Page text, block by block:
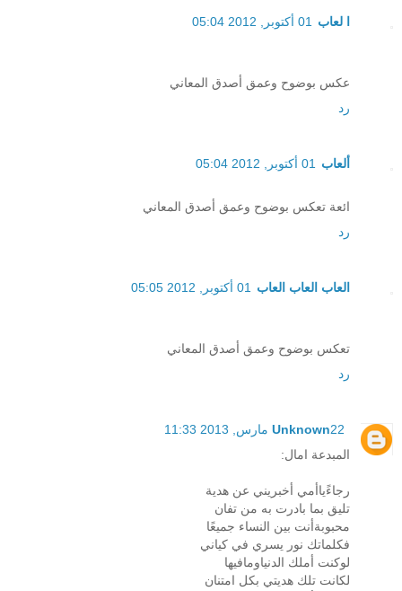
ا لعاب 01 أكتوبر, 2012 05:04
عكس بوضوح وعمق أصدق المعاني
رد
ألعاب 01 أكتوبر, 2012 05:04
ائعة تعكس بوضوح وعمق أصدق المعاني
رد
العاب العاب العاب 01 أكتوبر, 2012 05:05
تعكس بوضوح وعمق أصدق المعاني
رد
Unknown22 مارس, 2013 11:33
المبدعة امال:
رجاءًياأمي أخبريني عن هدية
تليق بما بادرت به من تفان
محبوبةأنت بين النساء جميعًا
فكلماتك نور يسري في كياني
لوكنت أملك الدنياومافيها
لكانت تلك هديتي بكل امتنان